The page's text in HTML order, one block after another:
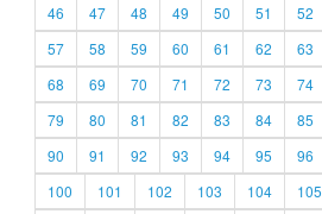
46
47 48 49 50 51 52
57
58 59 60 61 62 63
68
69 70 71 72 73 74
79
80 81 82 83 84 85
90
91 92 93 94 95 96
100
101 102 103 104 105